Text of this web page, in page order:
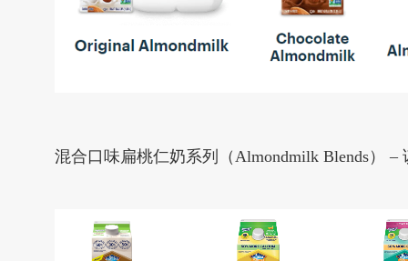
混合口味扁桃仁奶系列（Almondmilk Blends）